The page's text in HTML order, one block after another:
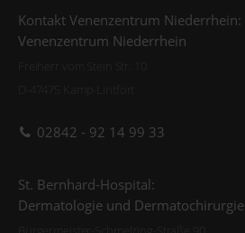
Kontakt Venenzentrum Niederrhein:
Venenzentrum Niederrhein
02842 - 92 14 99 33
St. Bernhard-Hospital:
Dermatologie und Dermatochirurgie